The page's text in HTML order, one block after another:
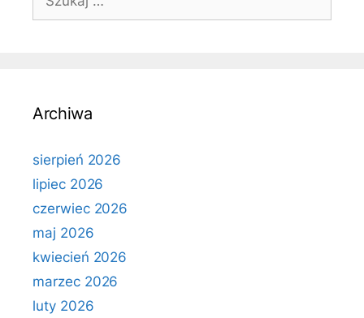
Archiwa
sierpień 2026
lipiec 2026
czerwiec 2026
maj 2026
kwiecień 2026
marzec 2026
luty 2026